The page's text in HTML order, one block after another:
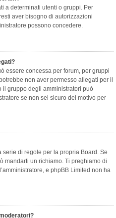
a determinati utenti o gruppi. Per
aver bisogno di autorizzazioni
possono concedere.
essere concessa per forum, per gruppi
non aver permesso allegati per il
il gruppo degli amministratori può
se non sei sicuro del motivo per
di regole per la propria Board. Se
mandarti un richiamo. Ti preghiamo di
e phpBB Limited non ha